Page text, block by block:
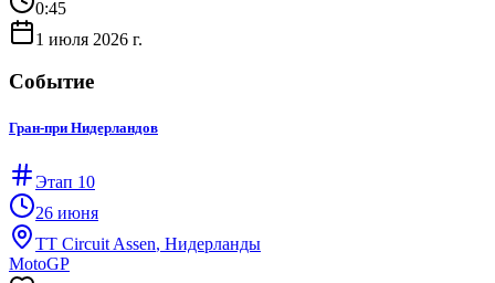
0:45
1 июля 2026 г.
Событие
Гран-при Нидерландов
Этап 10
26 июня
TT Circuit Assen, Нидерланды
MotoGP